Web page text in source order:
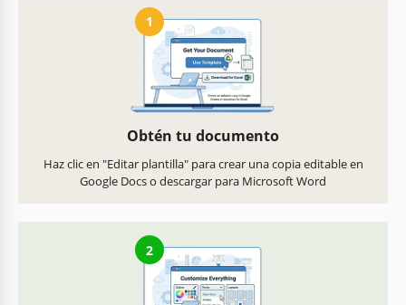
1
Obtén tu documento
Haz clic en "Editar plantilla" para crear una copia editable en
Google Docs o descargar para Microsoft Word
2